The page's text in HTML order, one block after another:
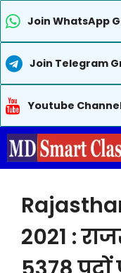
Join WhatsApp
Join Telegram
Youtube
Skip
to
2021 :